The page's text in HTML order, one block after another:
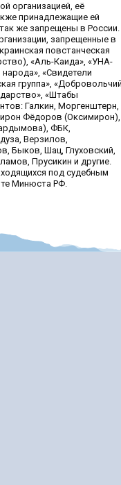
организацией, её
принадлежащие ей
же запрещены в России.
запрещенные в
повстанческая
«Аль-Каида», «УНА-
«Свидетели
группа»,
«Штабы
Галкин, Моргенштерн,
Фёдоров (Оксимирон),
ФБК,
Верзилов,
Быков, Шац, Глуховский,
Прусикин и другие.
под судебным
Минюста РФ.